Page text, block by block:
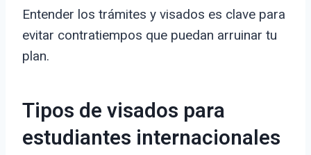
Entender los trámites y visados es clave para
evitar contratiempos que puedan arruinar tu
plan.
Tipos de visados para
estudiantes internacionales